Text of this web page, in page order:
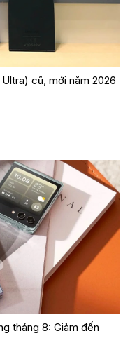
cũ, mới năm 2026
tháng 8: Giảm đến